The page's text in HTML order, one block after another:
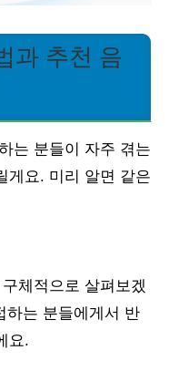
과 추천 음
는 분들이 자주 겪는
게요. 미리 알면 같은
체적으로 살펴보겠
하는 분들에게서 반
요.